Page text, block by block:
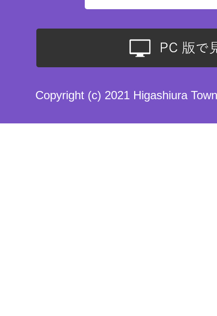
Copyright (c) 2021 Higashiura